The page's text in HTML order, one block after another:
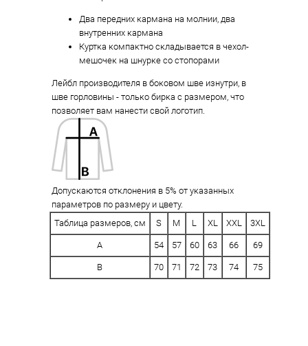
Два передних кармана на молнии, два
внутренних кармана
Куртка компактно складывается в чехол-
мешочек на шнурке со стопорами
Лейбл производителя в боковом шве изнутри, в
шве горловины - только бирка с размером, что
позволяет вам нанести свой логотип.
Допускаются отклонения в 5% от указанных
параметров по размеру и цвету.
Таблица размеров, см
S M L XL XXL 3XL
A 54 57 60 63 66 69
B 70 71 72 73 74 75